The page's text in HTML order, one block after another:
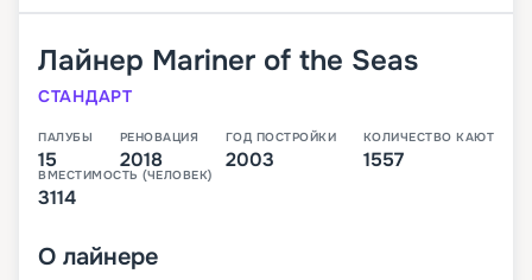
Лайнер Mariner of the Seas
СТАНДАРТ
ПАЛУБЫ
15
РЕНОВАЦИЯ
2018
ГОД ПОСТРОЙКИ
2003
КОЛИЧЕСТВО КАЮТ
1557
ВМЕСТИМОСТЬ (ЧЕЛОВЕК)
3114
О лайнере